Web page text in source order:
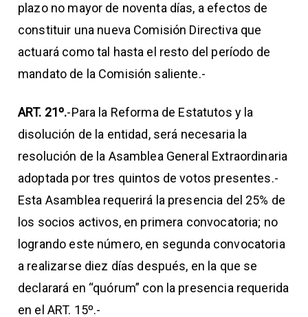
plazo no mayor de noventa días, a efectos de
constituir una nueva Comisión Directiva que
actuará como tal hasta el resto del período de
mandato de la Comisión saliente.-
ART. 21º.-Para la Reforma de Estatutos y la
disolución de la entidad, será necesaria la
resolución de la Asamblea General Extraordinaria
adoptada por tres quintos de votos presentes.-
Esta Asamblea requerirá la presencia del 25% de
los socios activos, en primera convocatoria; no
logrando este número, en segunda convocatoria
a realizarse diez días después, en la que se
declarará en “quórum” con la presencia requerida
en el ART. 15º.-